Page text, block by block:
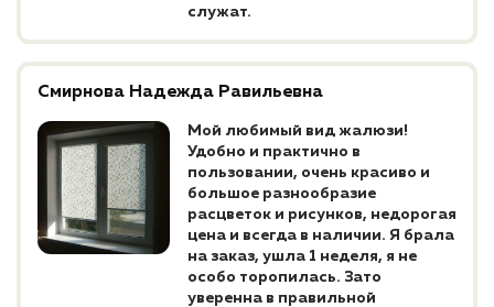
служат.
Смирнова Надежда Равильевна
Мой любимый вид жалюзи!
Удобно и практично в
пользовании, очень красиво и
большое разнообразие
расцветок и рисунков, недорогая
цена и всегда в наличии. Я брала
на заказ, ушла 1 неделя, я не
особо торопилась. Зато
уверенна в правильной